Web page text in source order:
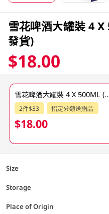
雪花啤酒大罐裝 4
發貨)
$18.00
雪花啤酒大罐裝 4 X 500ML
2件$33 指定分類送贈品
$18.00
Size
Storage
Place of Origin